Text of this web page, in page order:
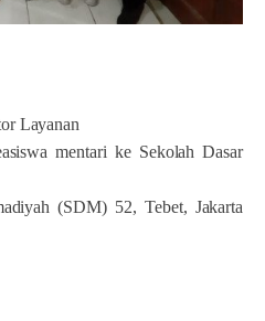
Layanan
mentari ke Sekolah Dasar
(SDM) 52, Tebet, Jakarta